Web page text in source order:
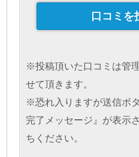
※投稿頂いた口コミは管
せて頂きます。
※恐れ入りますが送信ボ
完了メッセージ』が表示
ちください。